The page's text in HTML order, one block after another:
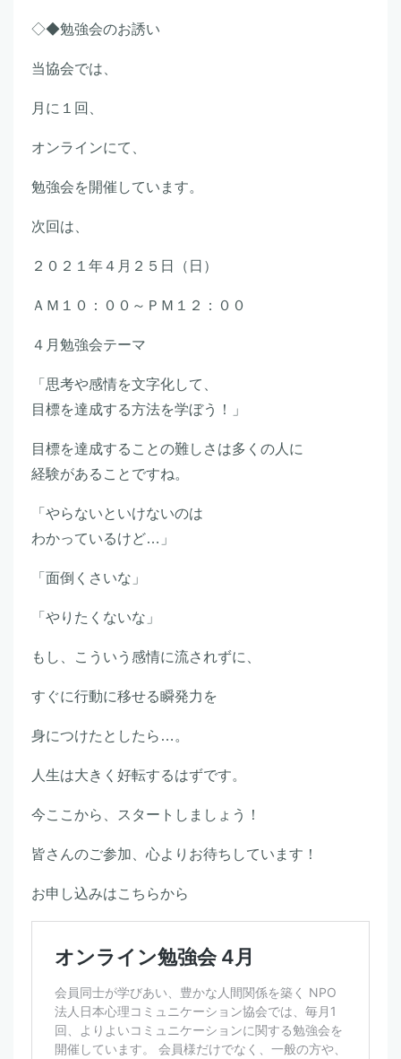
◇◆勉強会のお誘い
当協会では、
月に１回、
オンラインにて、
勉強会を開催しています。
次回は、
２０２１年４月２５日（日）
ＡＭ１０：００～ＰＭ１２：００
４月勉強会テーマ
「思考や感情を文字化して、
目標を達成する方法を学ぼう！」
目標を達成することの難しさは多くの人に
経験があることですね。
「やらないといけないのは
わかっているけど…」
「面倒くさいな」
「やりたくないな」
もし、こういう感情に流されずに、
すぐに行動に移せる瞬発力を
身につけたとしたら…。
人生は大きく好転するはずです。
今ここから、スタートしましょう！
皆さんのご参加、心よりお待ちしています！
お申し込みはこちらから